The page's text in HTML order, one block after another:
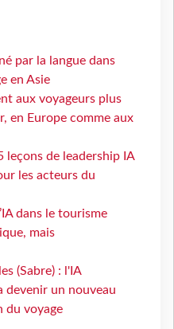
par la langue dans
en Asie
aux voyageurs plus
en Europe comme aux
leçons de leadership IA
les acteurs du
dans le tourisme
mais
(Sabre) : l'IA
devenir un nouveau
du voyage